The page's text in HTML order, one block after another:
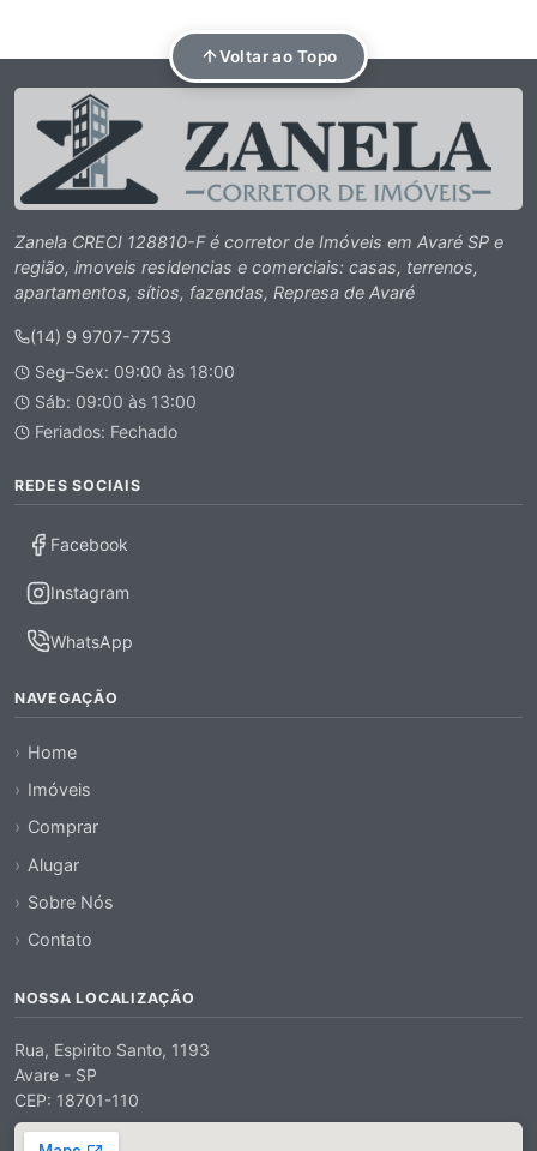
Voltar ao Topo
Zanela CRECI 128810-F é corretor de Imóveis em Avaré SP e
região, imoveis residencias e comerciais: casas, terrenos,
apartamentos, sítios, fazendas, Represa de Avaré
(14) 9 9707-7753
Seg–Sex: 09:00 às 18:00
Sáb: 09:00 às 13:00
Feriados: Fechado
REDES SOCIAIS
Facebook
Instagram
WhatsApp
NAVEGAÇÃO
Home
Imóveis
Comprar
Alugar
Sobre Nós
Contato
NOSSA LOCALIZAÇÃO
Rua, Espirito Santo, 1193
Avare - SP
CEP: 18701-110